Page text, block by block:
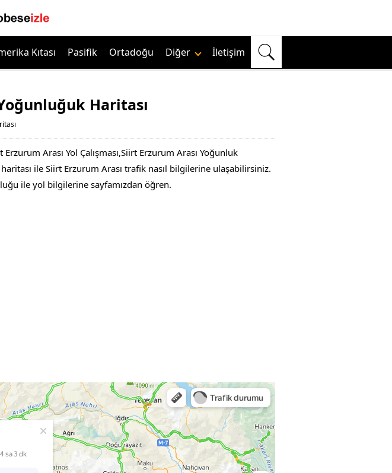
Kıtası Pasifik Ortadoğu Diğer İletişim
Haritası
Arası Yol Çalışması,Siirt Erzurum Arası Yoğunluk
ile Siirt Erzurum Arası trafik nasıl bilgilerine ulaşabilirsiniz.
ile yol bilgilerine sayfamızdan öğren.